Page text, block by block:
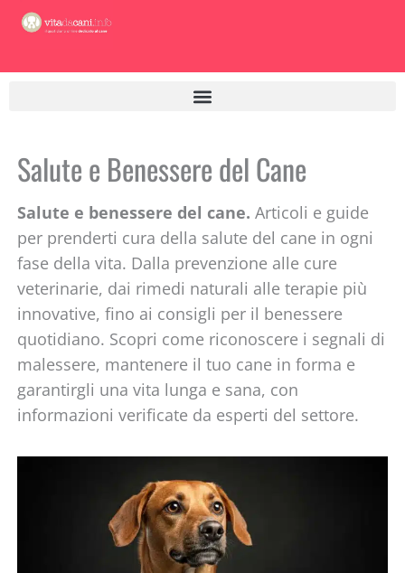
Salute e Benessere del Cane
Salute e benessere del cane. Articoli e guide
per prenderti cura della salute del cane in ogni
fase della vita. Dalla prevenzione alle cure
veterinarie, dai rimedi naturali alle terapie più
innovative, fino ai consigli per il benessere
quotidiano. Scopri come riconoscere i segnali di
malessere, mantenere il tuo cane in forma e
garantirgli una vita lunga e sana, con
informazioni verificate da esperti del settore.
PAGINA
PAGINA
PAGINAPAGINA